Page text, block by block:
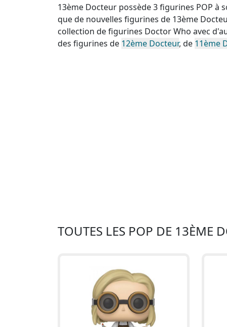
13ème Docteur possède 3 figurines POP à
que de nouvelles figurines de 13ème
collection de figurines Doctor Who avec
des figurines de 12ème Docteur, de 11ème
TOUTES LES POP DE 13ÈME